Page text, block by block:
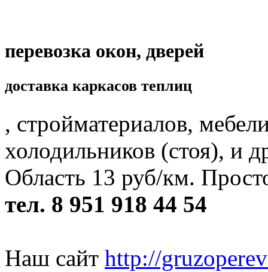
перевозка окон, дверей
доставка каркасов теплиц
, стройматериалов,
холодильников (стоя), и
Область 13 руб/км.
тел. 8 951 918 44 54
Наш сайт http://